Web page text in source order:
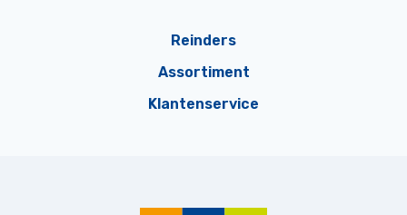
Reinders
Assortiment
Klantenservice